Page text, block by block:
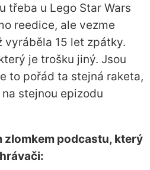
třeba u Lego Star Wars
reedice, ale vezme
vyráběla 15 let zpátky.
je trošku jiný. Jsou
to pořád ta stejná raketa,
stejnou epizodu
zlomkem podcastu, který